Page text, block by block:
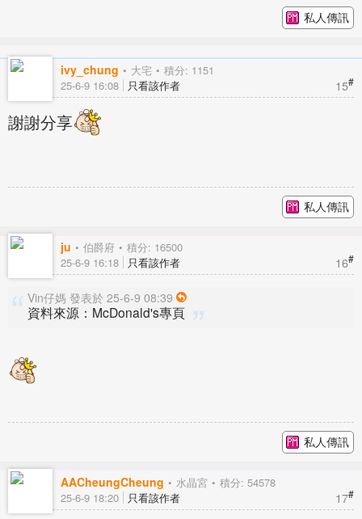
私人傳訊
ivy_chung 大宅 積分: 1151
15#
25-6-9 16:08 只看該作者
謝謝分享
私人傳訊
ju 伯爵府 積分: 16500
16#
25-6-9 16:18 只看該作者
Vin仔媽 發表於 25-6-9 08:39
資料來源：McDonald's專頁
私人傳訊
AACheungCheung 水晶宮 積分: 54578
17#
25-6-9 18:20 只看該作者